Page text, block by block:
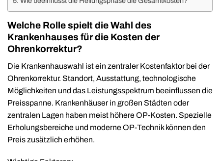
Welche Rolle spielt die Wahl des
Krankenhauses für die Kosten der
Ohrenkorrektur?
Die Krankenhauswahl ist ein zentraler Kostenfaktor bei der
Ohrenkorrektur. Standort, Ausstattung, technologische
Möglichkeiten und das Leistungsspektrum beeinflussen die
Preisspanne. Krankenhäuser in großen Städten oder
zentralen Lagen haben meist höhere OP-Kosten. Spezielle
Erholungsbereiche und moderne OP-Technik können den
Preis zusätzlich erhöhen.